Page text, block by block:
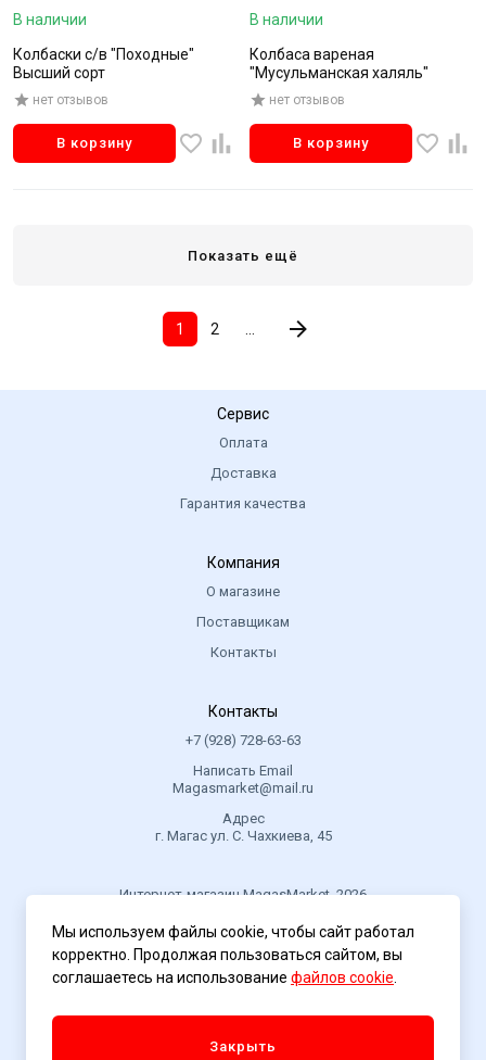
В наличии
Колбаски с/в "Походные"
Высший сорт
нет отзывов
В корзину
В наличии
Колбаса вареная
"Мусульманская халяль"
нет отзывов
В корзину
Показать ещё
1 2
Сервис
Оплата
Доставка
Гарантия качества
Компания
О магазине
Поставщикам
Контакты
Контакты
+7 (928) 728-63-63
Написать Email
Magasmarket@mail.ru
Адрес
г. Магас ул. С. Чахкиева, 45
Интернет-магазин MagasMarket, 2026
Политика конфиденциальности
Мы используем файлы cookie, чтобы сайт работал
корректно. Продолжая пользоваться сайтом, вы
соглашаетесь на использование файлов cookie
Закрыть